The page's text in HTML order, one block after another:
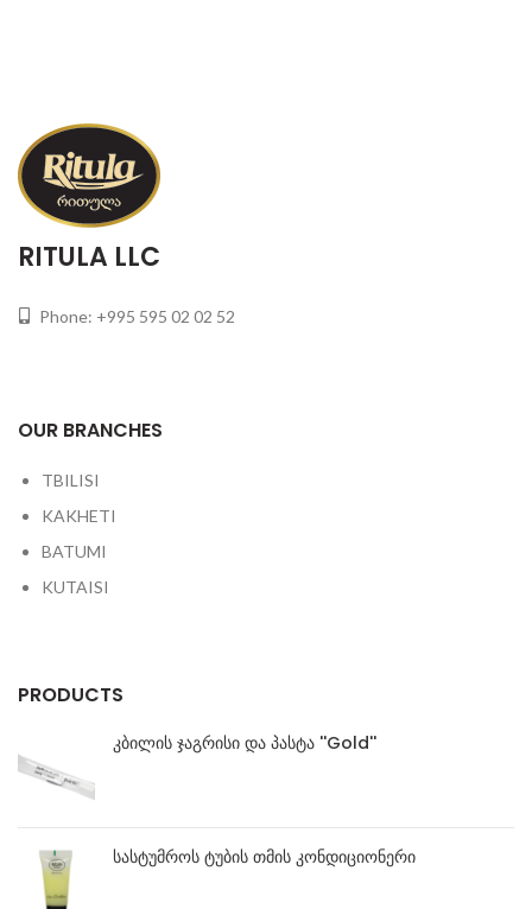
RITULA LLC
Phone: +995 595 02 02 52
OUR BRANCHES
TBILISI
KAKHETI
BATUMI
KUTAISI
PRODUCTS
კბილის ჯაგრისი და პასტა ''Gold''
სასტუმროს ტუბის თმის კონდიციონერი